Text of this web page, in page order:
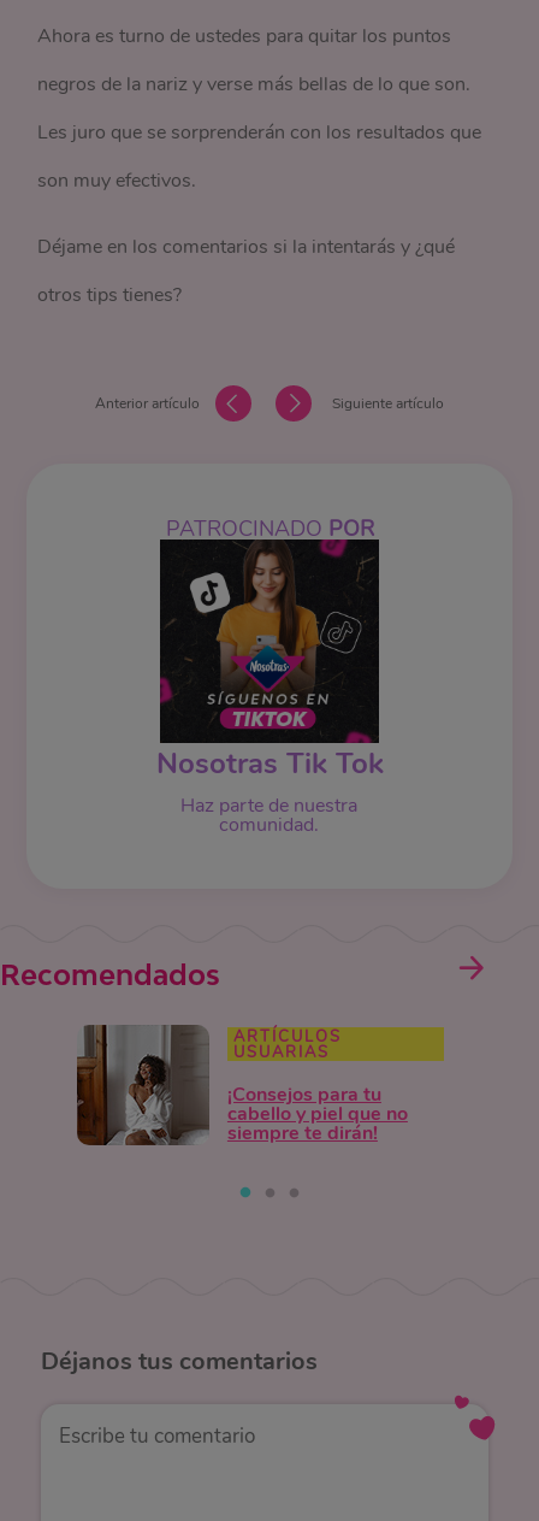
Ahora es turno de ustedes para quitar los puntos
negros de la nariz y verse más bellas de lo que son.
Les juro que se sorprenderán con los resultados que
son muy efectivos.
Déjame en los comentarios si la intentarás y ¿qué
otros tips tienes?
Anterior artículo Siguiente artículo
PATROCINADO POR
Nosotras Tik Tok
Haz parte de nuestra
comunidad.
Recomendados
ARTÍCULOS
USUARIAS
¡Consejos para tu
cabello y piel que no
siempre te dirán!
Déjanos tus comentarios